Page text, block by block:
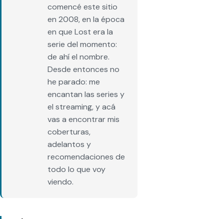
comencé este sitio
en 2008, en la época
en que Lost era la
serie del momento:
de ahí el nombre.
Desde entonces no
he parado: me
encantan las series y
el streaming, y acá
vas a encontrar mis
coberturas,
adelantos y
recomendaciones de
todo lo que voy
viendo.